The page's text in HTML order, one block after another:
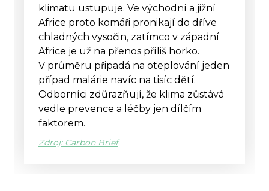
klimatu ustupuje. Ve východní a jižní
Africe proto komáři pronikají do dříve
chladných vysočin, zatímco v západní
Africe je už na přenos příliš horko.
V průměru připadá na oteplování jeden
případ malárie navíc na tisíc dětí.
Odborníci zdůrazňují, že klima zůstává
vedle prevence a léčby jen dílčím
faktorem.
Zdroj: Carbon Brief